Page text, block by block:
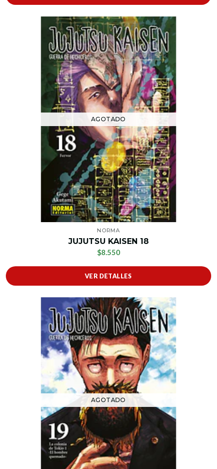
AGOTADO
NORMA
JUJUTSU KAISEN 18
$8.550
VER DETALLES
AGOTADO